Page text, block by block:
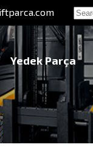
Yedek Parça